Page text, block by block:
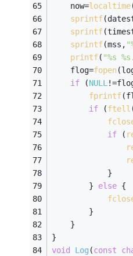
    now=
localtime
sprintf
sprintf
sprintf(mss,
printf( "%s
    flog=
fopen
if (NULL
fprintf
if (ftell
if (
            }
        }
else {
        }
    }
}
void
Log (const